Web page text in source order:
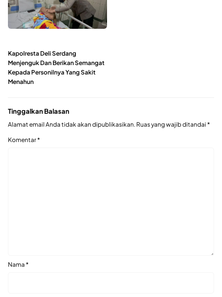
Kapolresta Deli Serdang
Menjenguk Dan Berikan Semangat
Kepada Personilnya Yang Sakit
Menahun
Tinggalkan Balasan
Alamat email Anda tidak akan dipublikasikan. Ruas yang wajib ditandai *
Komentar*
Nama *